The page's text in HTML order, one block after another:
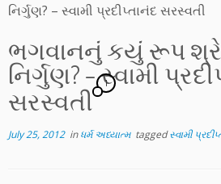
content
નિર્ગુણ? – સ્વામી પ્રદીપ્તાનંદ સરસ્વતી
ભગવાનનું કયું રૂપ
નિર્ગુણ? – સ્વામી
સરસ્વતી
1
July 25, 2012inધર્મ અધ્યાત્મ taggedસ્વામી